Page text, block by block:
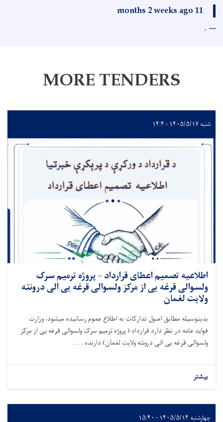
11 months 2 weeks ago
.
MORE TENDERS
شنبه ۱۴۰۵/۵/۱۷ - ۱۴:۴
اطلاعیه تصمیم اعطای قرارداد – پروژه ترمیم سرک
ولسوالی قرغه یی از مرکز ولسوالی قرغه یی الی درونته
ولایت لغمان
بدینوسیله مطابق اصول تدارکات به اطلاع عموم رسانیده میشود،وزارت
فواید عامه در نظر دارد قرارداد ( پروژه ترمیم سرک ولسوالی قرغه یی از مرکز
ولسوالی قرغهیی الی درونته ولایت لغمان)دارنده . . .
بیشتر
چهارشنبه ۱۴۰۵/۵/۱۴ - ۱۵:۴۰